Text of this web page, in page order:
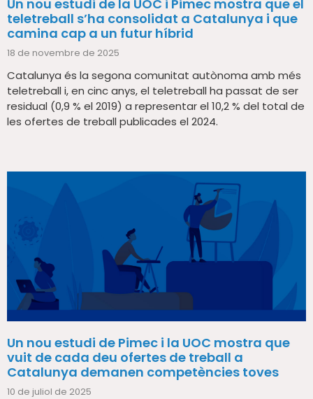
Un nou estudi de la UOC i Pimec mostra que el
teletreball s’ha consolidat a Catalunya i que
camina cap a un futur híbrid
18 de novembre de 2025
Catalunya és la segona comunitat autònoma amb més
teletreball i, en cinc anys, el teletreball ha passat de ser
residual (0,9 % el 2019) a representar el 10,2 % del total de
les ofertes de treball publicades el 2024.
Un nou estudi de Pimec i la UOC mostra que
vuit de cada deu ofertes de treball a
Catalunya demanen competències toves
10 de juliol de 2025